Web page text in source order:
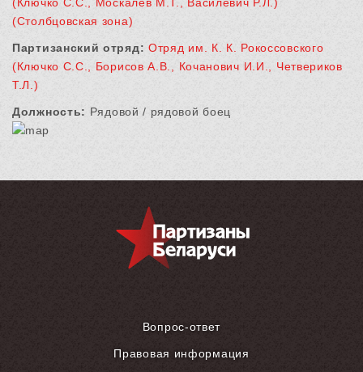
(Столбцовская зона)
Партизанский отряд: Отряд им. К. К. Рокоссовского
(Ключко С.С., Борисов А.В., Кочанович И.И., Четвериков
Т.Л.)
Должность: Рядовой / рядовой боец
Вопрос-ответ
Правовая информация